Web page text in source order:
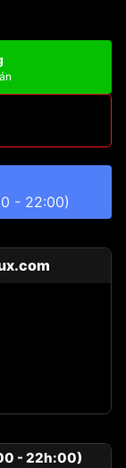
- 22:00)
- 22h:00)